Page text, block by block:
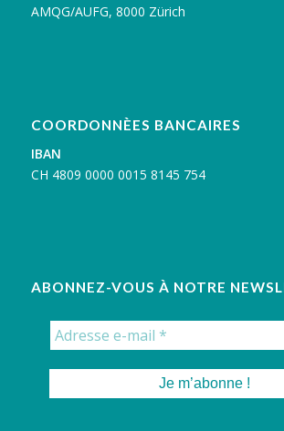
AMQG/AUFG, 8000 Zürich
COORDONNÈES BANCAIRES
IBAN
CH 4809 0000 0015 8145 754
ABONNEZ-VOUS À NOTRE